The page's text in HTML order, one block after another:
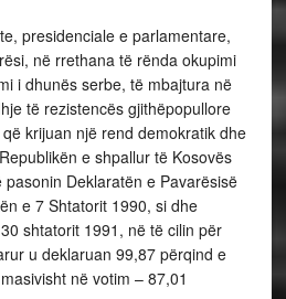
presidenciale e parlamentare,
në rrethana të rënda okupimi
i dhunës serbe, të mbajtura në
të rezistencës gjithëpopullore
krijuan një rend demokratik dhe
e shpallur të Kosovës
Deklaratën e Pavarësisë
e 7 Shtatorit 1990, si dhe
shtatorit 1991, në të cilin për
u deklaruan 99,87 përqind e
në votim – 87,01